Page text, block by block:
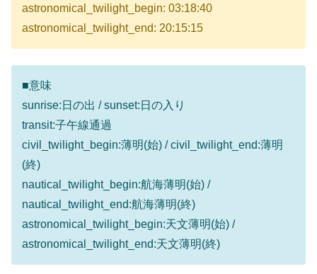
astronomical_twilight_begin: 03:18:40
astronomical_twilight_end: 20:15:15
■意味
sunrise:日の出 / sunset:日の入り
transit:子午線通過
civil_twilight_begin:薄明(始) / civil_twilight_end:薄明
(終)
nautical_twilight_begin:航海薄明(始) /
nautical_twilight_end:航海薄明(終)
astronomical_twilight_begin:天文薄明(始) /
astronomical_twilight_end:天文薄明(終)